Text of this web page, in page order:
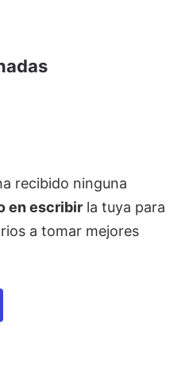
recibido ninguna
en escribir la tuya para
a tomar mejores